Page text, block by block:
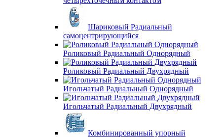
Шариковый Радиальный
самоцентрирующийся
Роликовый Радиальный Однорядный
Роликовый Радиальный Двухрядный
Игольчатый Радиальный Однорядный
Игольчатый Радиальный Двухрядный
Комбинированный упорный